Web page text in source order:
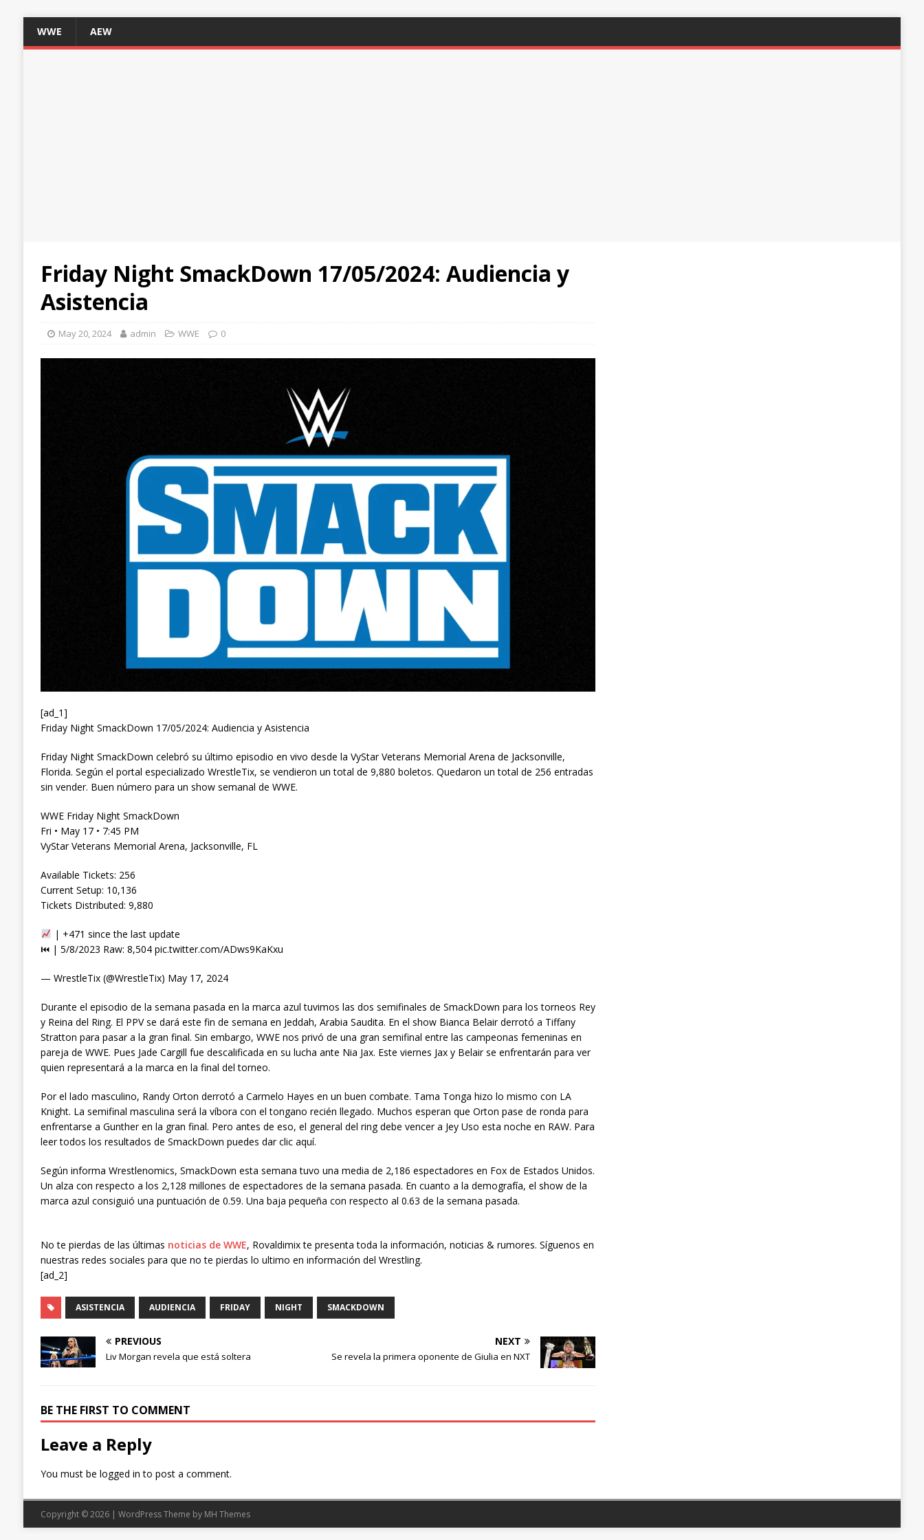
WWE AEW
Friday Night SmackDown 17/05/2024: Audiencia y
Asistencia
May 20, 2024 admin WWE 0
[ad_1]
Friday Night SmackDown 17/05/2024: Audiencia y Asistencia
Friday Night SmackDown celebró su último episodio en vivo desde la VyStar Veterans Memorial Arena de Jacksonville,
Florida. Según el portal especializado WrestleTix, se vendieron un total de 9,880 boletos. Quedaron un total de 256 entradas
sin vender. Buen número para un show semanal de WWE.
WWE Friday Night SmackDown
Fri • May 17 • 7:45 PM
VyStar Veterans Memorial Arena, Jacksonville, FL
Available Tickets: 256
Current Setup: 10,136
Tickets Distributed: 9,880
| +471 since the last update
⏮ | 5/8/2023 Raw: 8,504 pic.twitter.com/ADws9KaKxu
— WrestleTix (@WrestleTix) May 17, 2024
Durante el episodio de la semana pasada en la marca azul tuvimos las dos semifinales de SmackDown para los torneos Rey
y Reina del Ring. El PPV se dará este fin de semana en Jeddah, Arabia Saudita. En el show Bianca Belair derrotó a Tiffany
Stratton para pasar a la gran final. Sin embargo, WWE nos privó de una gran semifinal entre las campeonas femeninas en
pareja de WWE. Pues Jade Cargill fue descalificada en su lucha ante Nia Jax. Este viernes Jax y Belair se enfrentarán para ver
quien representará a la marca en la final del torneo.
Por el lado masculino, Randy Orton derrotó a Carmelo Hayes en un buen combate. Tama Tonga hizo lo mismo con LA
Knight. La semifinal masculina será la víbora con el tongano recién llegado. Muchos esperan que Orton pase de ronda para
enfrentarse a Gunther en la gran final. Pero antes de eso, el general del ring debe vencer a Jey Uso esta noche en RAW. Para
leer todos los resultados de SmackDown puedes dar clic aquí.
Según informa Wrestlenomics, SmackDown esta semana tuvo una media de 2,186 espectadores en Fox de Estados Unidos.
Un alza con respecto a los 2,128 millones de espectadores de la semana pasada. En cuanto a la demografía, el show de la
marca azul consiguió una puntuación de 0.59. Una baja pequeña con respecto al 0.63 de la semana pasada.
No te pierdas de las últimas noticias de WWE, Rovaldimix te presenta toda la información, noticias & rumores. Síguenos en
nuestras redes sociales para que no te pierdas lo ultimo en información del Wrestling.
[ad_2]
ASISTENCIA AUDIENCIA FRIDAY NIGHT SMACKDOWN
PREVIOUS
Liv Morgan revela que está soltera
NEXT
Se revela la primera oponente de Giulia en NXT
BE THE FIRST TO COMMENT
Leave a Reply
You must be logged in to post a comment.
Copyright © 2026 | WordPress Theme by MH Themes